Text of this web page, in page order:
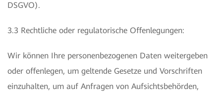
DSGVO).
3.3 Rechtliche oder regulatorische Offenlegungen:
Wir können Ihre personenbezogenen Daten weitergeben
oder offenlegen, um geltende Gesetze und Vorschriften
einzuhalten, um auf Anfragen von Aufsichtsbehörden,